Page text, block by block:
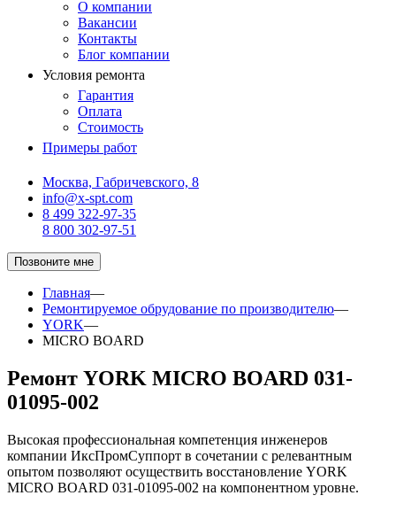
О компании
Вакансии
Контакты
Блог компании
Условия ремонта
Гарантия
Оплата
Стоимость
Примеры работ
Москва, Габричевского, 8
info@x-spt.com
8 499 322-97-35
8 800 302-97-51
Позвоните мне
Главная—
Ремонтируемое обрудование по производителю—
YORK—
MICRO BOARD
Ремонт YORK MICRO BOARD 031-
01095-002
Высокая профессиональная компетенция инженеров
компании ИксПромСуппорт в сочетании с релевантным
опытом позволяют осуществить восстановление YORK
MICRO BOARD 031-01095-002 на компонентном уровне.